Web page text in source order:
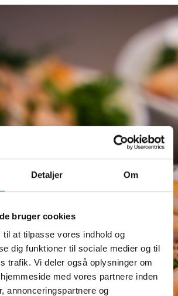
Detaljer Om
bruger cookies
at tilpasse vores indhold og
dig funktioner til sociale medier og til
trafik. Vi deler også oplysninger om
med vores partnere inden
annonceringspartnere og